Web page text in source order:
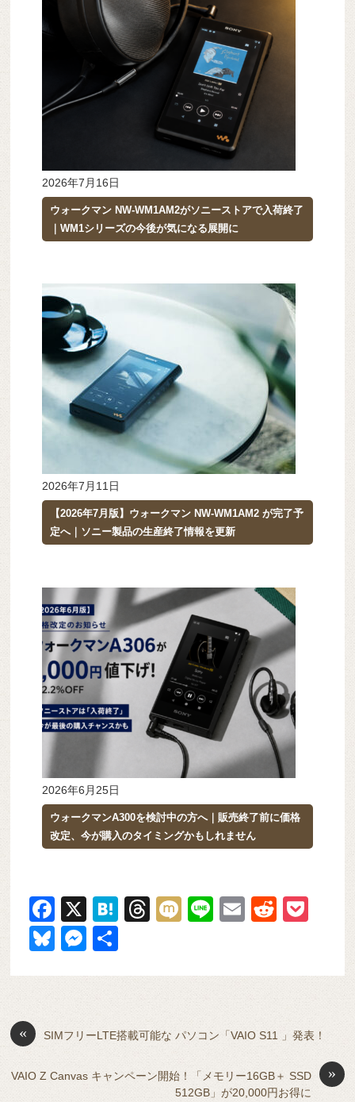
2026年7月16日
ウォークマン NW-WM1AM2がソニーストアで入荷終了
｜WM1シリーズの今後が気になる展開に
2026年7月11日
【2026年7月版】ウォークマン NW-WM1AM2 が完了予
定へ｜ソニー製品の生産終了情報を更新
2026年6月25日
ウォークマンA300を検討中の方へ｜販売終了前に価格
改定、今が購入のタイミングかもしれません
F
a
c
e
o
k
X
H
n
T
a
s
M
Li
E
R
di et
Bl
sk
y
M
n
g
er
« SIMフリーLTE搭載可能な パソコン「VAIO S11 」発表！
»
VAIO Z Canvas キャンペーン開始！「メモリー16GB＋ SSD
512GB」が20,000円お得に